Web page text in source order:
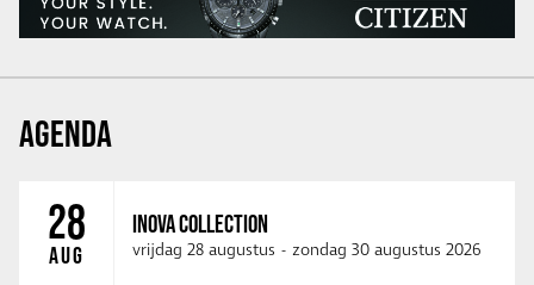
AGENDA
28
AUG
INOVA COLLECTION
vrijdag 28 augustus - zondag 30 augustus 2026